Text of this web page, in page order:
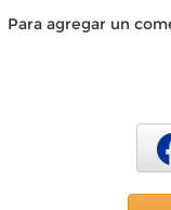
Para agregar un